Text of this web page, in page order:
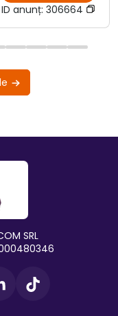
ID anunț: 306664
SRL